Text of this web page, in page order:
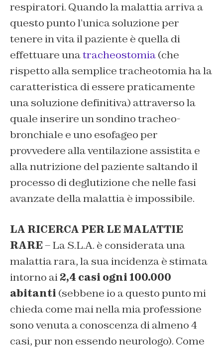
respiratori. Quando la malattia arriva a
questo punto l’unica soluzione per
tenere in vita il paziente è quella di
effettuare unatracheostomia(che
rispetto alla semplice tracheotomia ha la
caratteristica di essere praticamente
una soluzione definitiva) attraverso la
quale inserire un sondino tracheo-
bronchiale e uno esofageo per
provvedere alla ventilazione assistita e
alla nutrizione del paziente saltando il
processo di deglutizione che nelle fasi
avanzate della malattia è impossibile.
LA RICERCA PER LE MALATTIE
RARE– La S.L.A. è considerata una
malattia rara, la sua incidenza è stimata
intorno ai2,4 casi ogni 100.000
abitanti (sebbene io a questo punto mi
chieda come mai nella mia professione
sono venuta a conoscenza di almeno 4
casi, pur non essendo neurologo). Come